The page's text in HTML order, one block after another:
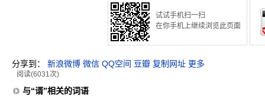
试试手机扫一扫
在你手机上继续浏览此页面
分享到： 新浪微博 微信 QQ空间 豆瓣 复制网址 更多
阅读(6031次)
与“谞”相关的词语